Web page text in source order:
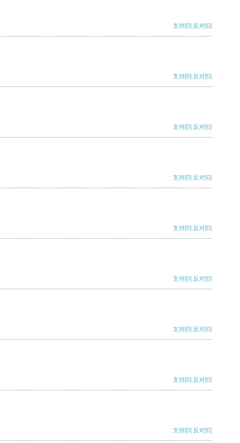
支持[0] 反对[0]
支持[0] 反对[0]
支持[0] 反对[0]
支持[0] 反对[0]
支持[0] 反对[0]
支持[0] 反对[0]
支持[0] 反对[0]
支持[0] 反对[0]
支持[0] 反对[0]